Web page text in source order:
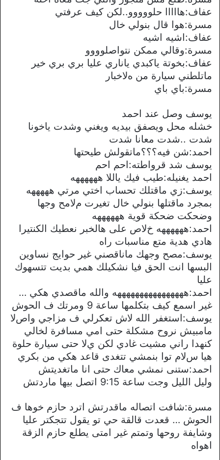
عفاف:هااااا حلووووو..لكن كيف عرفتي
مسرة:هوا قال بنولي خال
عفاف:اشيه اشيه
مسرة:وقالي ممكن نتواصلوووو
عفاف:بخوتة ياكبدي ياناري عليا بري بري خير
ماتلطني سيارة من هﻻخبار
مسرة:باي باي
يوسف وصل عند احمد
خشله محل ويصفق بيديه ويغني وشدت ياخونا
شدت ..شدت معانا شدت
احمد:شن فيه؟؟؟ماتقولش طيحتها
يوسف شد قرواطته:احم احم
احمد يغنيله:طيب فيك ياللا ههههههه
يوسف:زي ماقتلك تحساب اختي مرتي هههههه
بمجرد ماقتلها بنولي خال تغيرت مﻻمح وجها
وضحكت ضحكة قوية ههههههه
احمد:ههههههه خﻻص على هالخبر نعطيك الكنتيرا
هادي هدية متع مناسبات راه
يوسف:مصح وجهك ماناقصني غير حوايج نساوين
البسها انت الحق فيا نشكيلك همي بديت تتسهوك
عليا
احمد:ههههههههههههههههه والله ماقصدي هكي …
غير اسمع كيف بتكلمها ساعة 9 ومرتك ف الحوش
يوسف:استغفر الله ﻻش تعكرلي ف مزاجي واصﻻ
مامبيش نروح مشكلة حتى امي مسافرة لخالي
كنهدا راني مشيت غادي لكن يﻻ حتى سيارة حلوة
هيا سﻻم توا بنمشي تتغدى قاعد هكي من بكري
احمد:ستنى نمشي معاك حتى انا ماتغديتش
وليل الليل وجت ساعة 9:15 اتصل بيها ماردتش
مسرة:شافت اتصاله ماقدرتش اترد حازم خوها ف
الحوش … قعدت قالقة حي تو يقول تتجكتر عليا
وشايفة روحها وتمتم غير امتى يطلع حازم الزقة
اهواه